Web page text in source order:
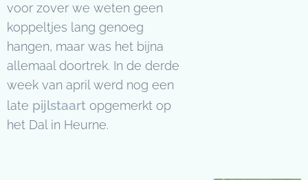
voor zover we weten geen
koppeltjes lang genoeg
hangen, maar was het bijna
allemaal doortrek. In de derde
week van april werd nog een
late pijlstaart opgemerkt op
het Dal in Heurne.